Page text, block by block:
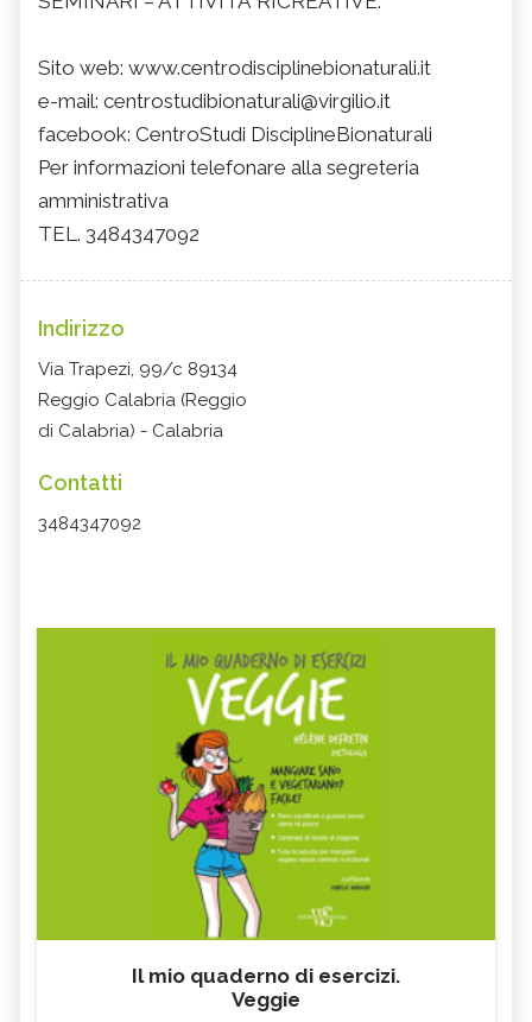
Sito web: www.centrodisciplinebionaturali.it
e-mail: centrostudibionaturali@virgilio.it
facebook: CentroStudi DisciplineBionaturali
Per informazioni telefonare alla segreteria
amministrativa
TEL. 3484347092
Indirizzo
Via Trapezi, 99/c 89134
Reggio Calabria (Reggio
di Calabria) - Calabria
Contatti
3484347092
Il mio quaderno di esercizi.
Veggie